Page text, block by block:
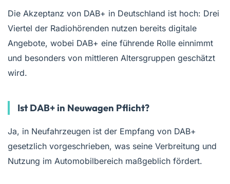
Die Akzeptanz von DAB+ in Deutschland ist hoch: Drei
Viertel der Radiohörenden nutzen bereits digitale
Angebote, wobei DAB+ eine führende Rolle einnimmt
und besonders von mittleren Altersgruppen geschätzt
wird.
Ist DAB+ in Neuwagen Pflicht?
Ja, in Neufahrzeugen ist der Empfang von DAB+
gesetzlich vorgeschrieben, was seine Verbreitung und
Nutzung im Automobilbereich maßgeblich fördert.